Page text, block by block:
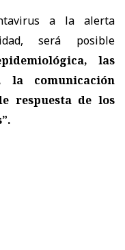
a la alerta
será posible
las
la comunicación
respuesta de los